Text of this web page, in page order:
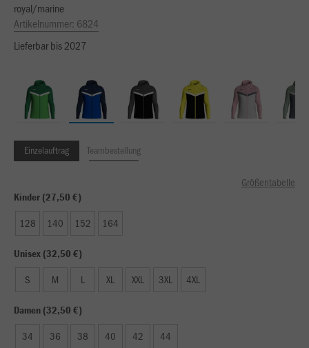
royal/marine
Artikelnummer: 6824
Lieferbar bis 2027
Einzelauftrag Teambestellung
Größentabelle
Kinder (27,50 €)
128 140 152 164
Unisex (32,50 €)
S M L XL XXL 3XL 4XL
Damen (32,50 €)
34 36 38 40 42 44